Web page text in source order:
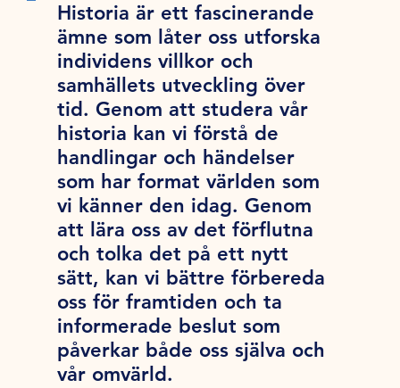
Historia är ett fascinerande
ämne som låter oss utforska
individens villkor och
samhällets utveckling över
tid. Genom att studera vår
historia kan vi förstå de
handlingar och händelser
som har format världen som
vi känner den idag. Genom
att lära oss av det förflutna
och tolka det på ett nytt
sätt, kan vi bättre förbereda
oss för framtiden och ta
informerade beslut som
påverkar både oss själva och
vår omvärld.